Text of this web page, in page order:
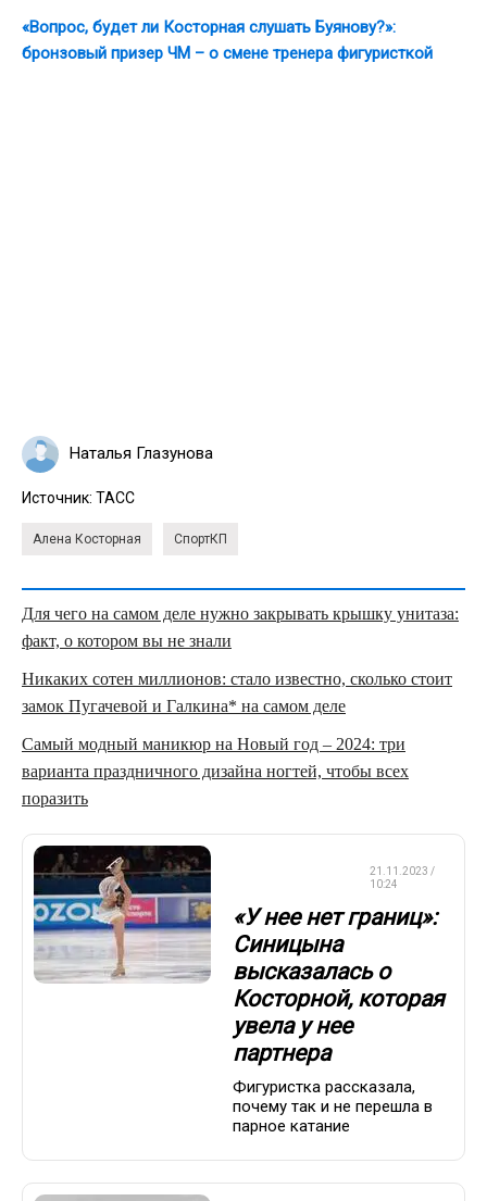
«Вопрос, будет ли Косторная слушать Буянову?»:
бронзовый призер ЧМ – о смене тренера фигуристкой
Наталья Глазунова
Источник: ТАСС
Алена Косторная СпортКП
Для чего на самом деле нужно закрывать крышку унитаза:
факт, о котором вы не знали
Никаких сотен миллионов: стало известно, сколько стоит
замок Пугачевой и Галкина* на самом деле
Самый модный маникюр на Новый год – 2024: три
варианта праздничного дизайна ногтей, чтобы всех
поразить
21.11.2023 /
10:24
«У нее нет границ»:
Синицына
высказалась о
Косторной, которая
увела у нее
партнера
Фигуристка рассказала,
почему так и не перешла в
парное катание